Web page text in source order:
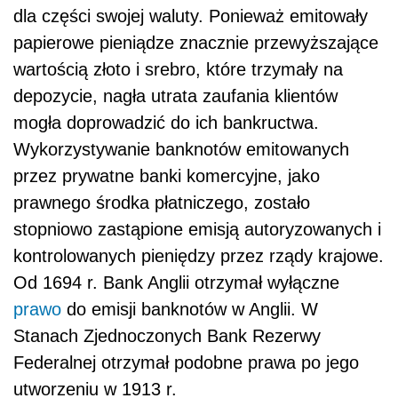
dla części swojej waluty. Ponieważ emitowały
papierowe pieniądze znacznie przewyższające
wartością złoto i srebro, które trzymały na
depozycie, nagła utrata zaufania klientów
mogła doprowadzić do ich bankructwa.
Wykorzystywanie banknotów emitowanych
przez prywatne banki komercyjne, jako
prawnego środka płatniczego, zostało
stopniowo zastąpione emisją autoryzowanych i
kontrolowanych pieniędzy przez rządy krajowe.
Od 1694 r. Bank Anglii otrzymał wyłączne
prawo do emisji banknotów w Anglii. W
Stanach Zjednoczonych Bank Rezerwy
Federalnej otrzymał podobne prawa po jego
utworzeniu w 1913 r.